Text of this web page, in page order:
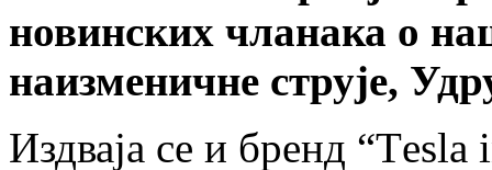
новинских чланака о
наизменичне струје,
Издваја се и бренд